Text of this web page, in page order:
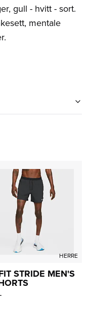
gull - hvitt - sort.
mentale
HERRE
STRIDE MEN'S